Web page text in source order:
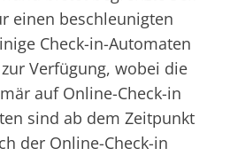
einen beschleunigten
Check-in-Automaten
Verfügung, wobei die
auf Online-Check-in
sind ab dem Zeitpunkt
der Online-Check-in